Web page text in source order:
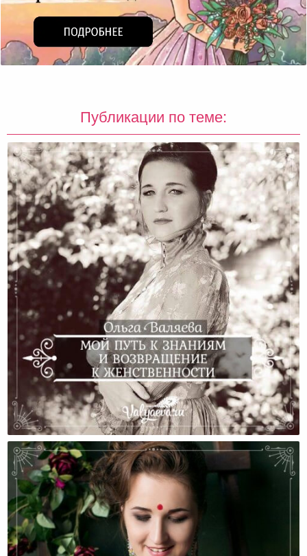
Публикации по теме:
Мой Путь К Знаниям И Возвращение К
Женственности